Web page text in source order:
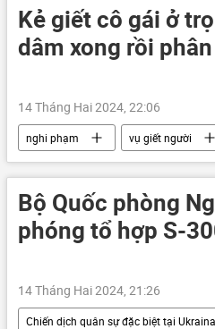
bệnh ung thư
Kẻ giết cô gái ở
dâm xong rồi
14 Tháng Hai 2024, 22:06
nghi phạm vụ giết người
vi phạm
công an TP.HCM
Bộ Quốc phòng
phóng tổ hợp S-
14 Tháng Hai 2024, 21:26
Chiến dịch quân sự đặc biệt tại Ukraina